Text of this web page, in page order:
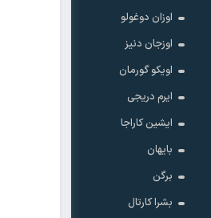
اوزان دوغولو
اوزجان دنیز
اویکو گورمان
ایرم دریجی
ایشین کاراجا
بایهان
برگن
بشرا کارتال